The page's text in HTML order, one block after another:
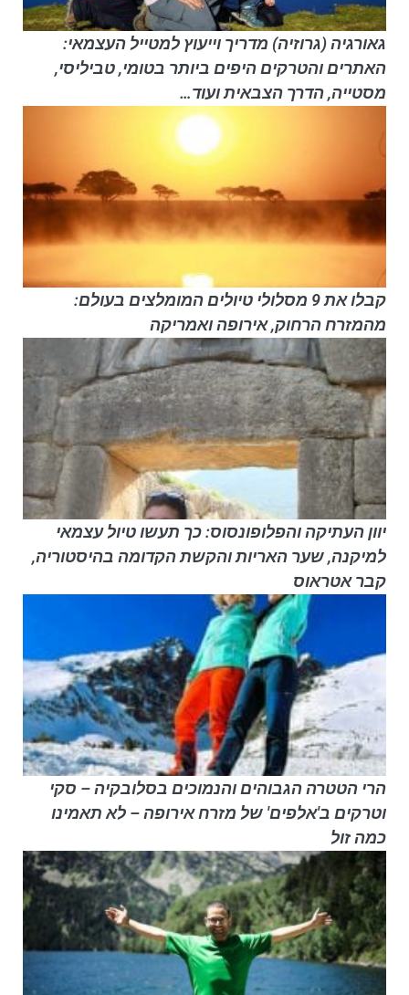
גאורגיה (גרוזיה) מדריך וייעוץ למטייל העצמאי:
האתרים והטרקים היפים ביותר בטומי, טביליסי,
מסטייה, הדרך הצבאית ועוד…
קבלו את 9 מסלולי טיולים המומלצים בעולם:
מהמזרח הרחוק, אירופה ואמריקה
יוון העתיקה והפלופונסוס: כך תעשו טיול עצמאי
למיקנה, שער האריות והקשת הקדומה בהיסטוריה,
קבר אטראוס
הרי הטטרה הגבוהים והנמוכים בסלובקיה – סקי
וטרקים ב'אלפים' של מזרח אירופה – לא תאמינו
כמה זול